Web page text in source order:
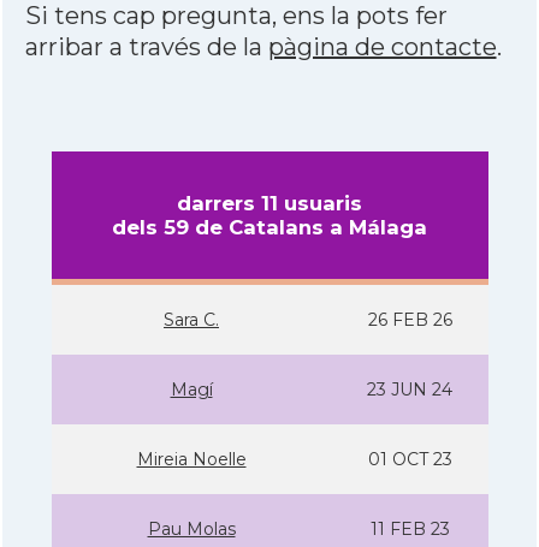
Si tens cap pregunta, ens la pots fer
arribar a través de la pàgina de contacte.
darrers 11 usuaris
dels 59 de Catalans a Málaga
Sara C. 26 FEB 26
Magí­ 23 JUN 24
Mireia Noelle 01 OCT 23
Pau Molas 11 FEB 23